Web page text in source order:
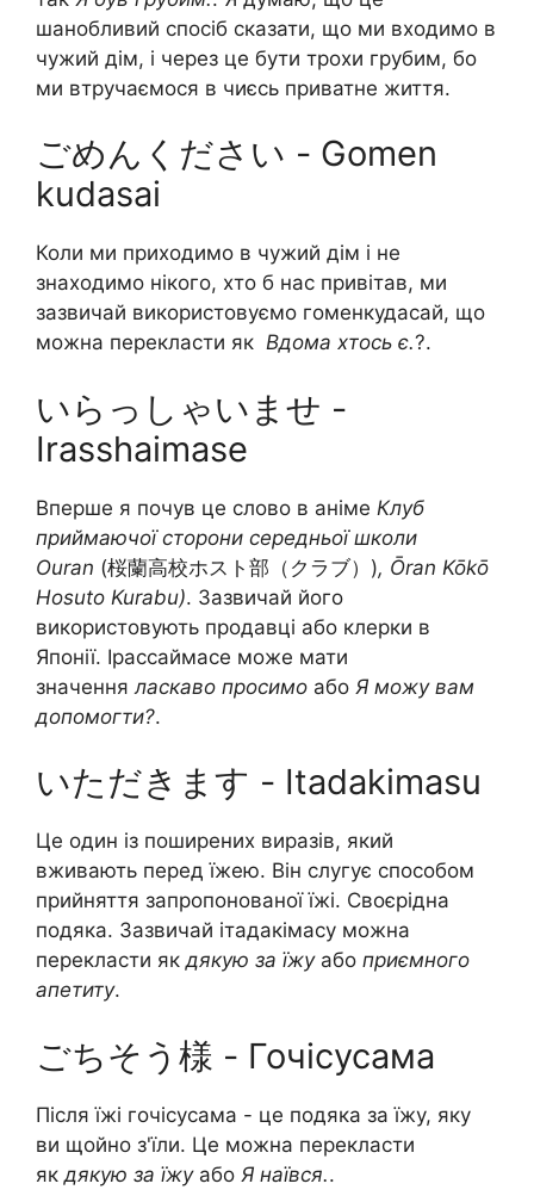
шанобливий спосіб сказати, що ми входимо в
чужий дім, і через це бути трохи грубим, бо
ми втручаємося в чиєсь приватне життя.
ごめんください - Gomen
kudasai
Коли ми приходимо в чужий дім і не
знаходимо нікого, хто б нас привітав, ми
зазвичай використовуємо гоменкудасай, що
можна перекласти як Вдома хтось є.?.
いらっしゃいませ -
Irasshaimase
Вперше я почув це слово в аніме Клуб
приймаючої сторони середньої школи
Ouran (桜蘭高校ホスト部（クラブ）), Ōran Kōkō
Hosuto Kurabu). Зазвичай його
використовують продавці або клерки в
Японії. Ірассаймасе може мати
значення ласкаво просимо або Я можу вам
допомогти?.
いただきます - Itadakimasu
Це один із поширених виразів, який
вживають перед їжею. Він слугує способом
прийняття запропонованої їжі. Своєрідна
подяка. Зазвичай ітадакімасу можна
перекласти якдякую за їжуабо приємного
апетиту.
ごちそう様 - Гочісусама
Після їжі гочісусама - це подяка за їжу, яку
ви щойно з'їли. Це можна перекласти
як дякую за їжуабо Я наївся..